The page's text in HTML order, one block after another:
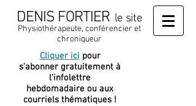
DENIS FORTIER le site
Physiothérapeute, conférencier et
chroniqueur
Cliquer ici pour
s'abonner gratuitement à
l'infolettre
hebdomadaire ou aux
courriels thématiques !